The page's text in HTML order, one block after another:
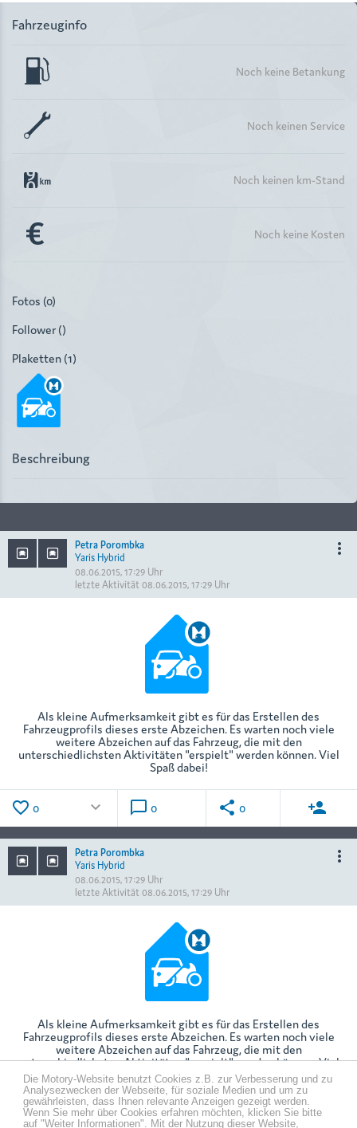
Die Motory-Website benutzt Cookies z.B. zur Verbesserung und zu
Analysezwecken der Webseite, für soziale Medien und um zu
gewährleisten, dass Ihnen relevante Anzeigen gezeigt werden.
Wenn Sie mehr über Cookies erfahren möchten, klicken Sie bitte
auf "Weiter Informationen". Mit der Nutzung dieser Website,
Fahrzeuginfo
Noch keine Betankung
Noch keinen Service
Noch keinen km-Stand
Noch keine Kosten
Fotos (0)
Follower ()
Plaketten (1)
Beschreibung
more_vert
Petra Porombka
Yaris Hybrid
08.06.2015, 17:29 Uhr
letzte Aktivität 08.06.2015, 17:29 Uhr
Als kleine Aufmerksamkeit gibt es für das Erstellen des
Fahrzeugprofils dieses erste Abzeichen. Es warten noch viele
weitere Abzeichen auf das Fahrzeug, die mit den
unterschiedlichsten Aktivitäten "erspielt" werden können. Viel
Spaß dabei!
favorite_border 0 keyboard_arrow_down chat_bubble_outline 0 share 0 person_add
more_vert
Petra Porombka
Yaris Hybrid
08.06.2015, 17:29 Uhr
letzte Aktivität 08.06.2015, 17:29 Uhr
Als kleine Aufmerksamkeit gibt es für das Erstellen des
Fahrzeugprofils dieses erste Abzeichen. Es warten noch viele
weitere Abzeichen auf das Fahrzeug, die mit den
unterschiedlichsten Aktivitäten "erspielt" werden können. Viel
Spaß dabei!
favorite_border0 keyboard_arrow_down chat_bubble_outline0 share0 person_add